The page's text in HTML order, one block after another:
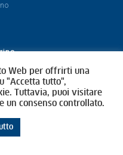
Web per offrirti una
"Accetta tutto",
Tuttavia, puoi visitare
un consenso controllato.